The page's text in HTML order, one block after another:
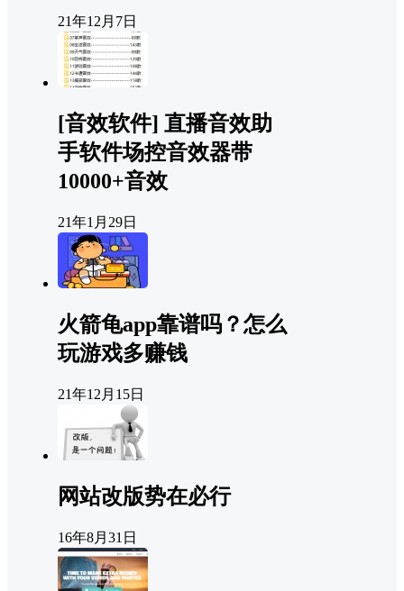
21年12月7日
[音效软件] 直播音效助
手软件场控音效器带
10000+音效
21年1月29日
火箭龟app靠谱吗？怎么
玩游戏多赚钱
21年12月15日
网站改版势在必行
16年8月31日